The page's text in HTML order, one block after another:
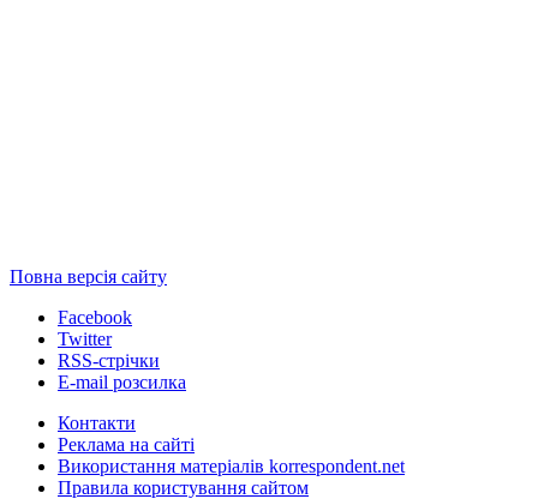
Повна версія сайту
Facebook
Twitter
RSS-стрічки
E-mail розсилка
Контакти
Реклама на сайті
Використання матеріалів korrespondent.net
Правила користування сайтом